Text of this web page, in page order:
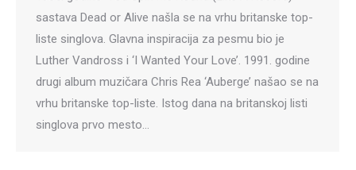
sastava Dead or Alive našla se na vrhu britanske top-
liste singlova. Glavna inspiracija za pesmu bio je
Luther Vandross i ‘I Wanted Your Love’. 1991. godine
drugi album muzičara Chris Rea ‘Auberge’ našao se na
vrhu britanske top-liste. Istog dana na britanskoj listi
singlova prvo mesto…